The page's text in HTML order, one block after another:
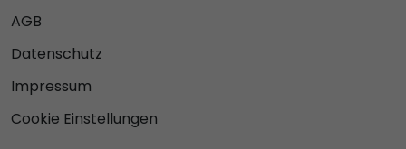
AGB
Datenschutz
Impressum
Cookie Einstellungen